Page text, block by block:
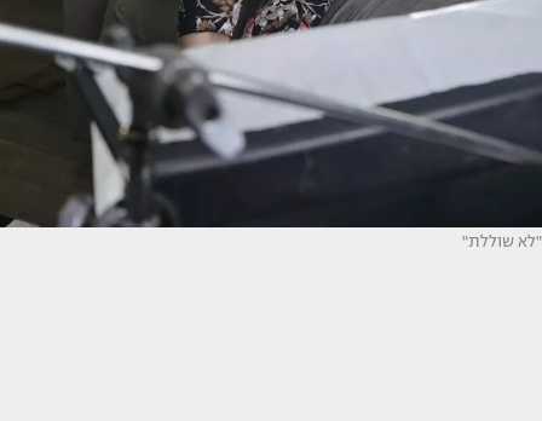
"לא שוללת"